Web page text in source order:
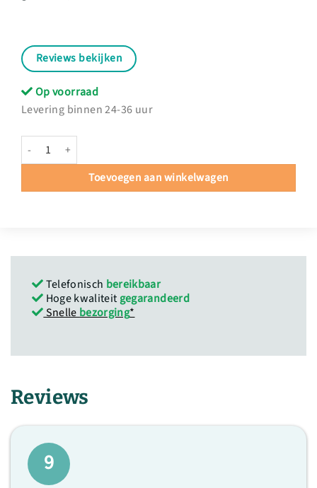
Reviews bekijken
Op voorraad
Levering binnen 24-36 uur
Bekleding Puur hoeveelheid
Toevoegen aan winkelwagen
Telefonisch bereikbaar
Hoge kwaliteitgegarandeerd
Snelle bezorging*
Reviews
9